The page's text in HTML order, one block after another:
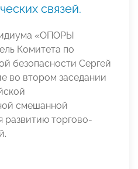
связей.
«ОПОРЫ
Комитета по
безопасности Сергей
во втором заседании
смешанной
развитию торгово-